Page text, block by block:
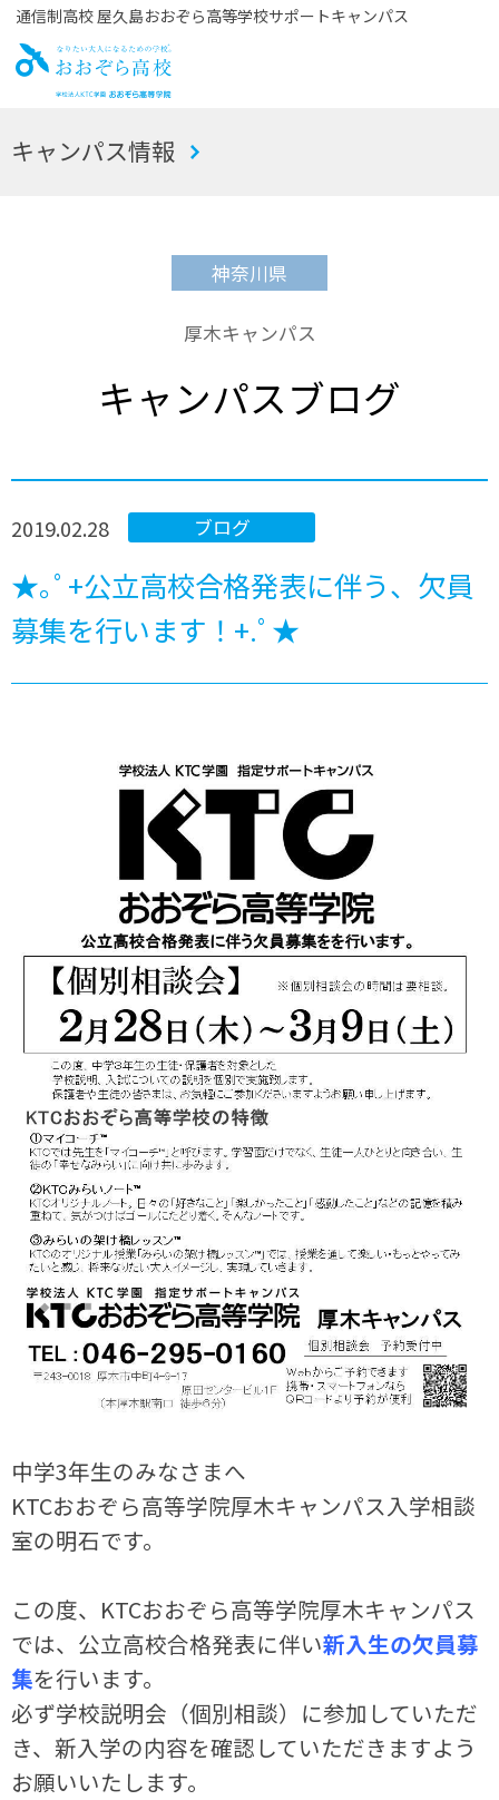
通信制高校 屋久島おおぞら高等学校サポートキャンパス
お
キャンパス情報
神奈川県
厚木キャンパス
キャンパスブログ
ブログ
2019.02.28
★｡ﾟ+公立高校合格発表に伴う、欠員
募集を行います！+.ﾟ★
中学3年生のみなさまへ
KTCおおぞら高等学院厚木キャンパス入学相談
室の明石です。
この度、KTCおおぞら高等学院厚木キャンパス
では、公立高校合格発表に伴い新入生の欠員募
集を行います。
必ず学校説明会（個別相談）に参加していただ
き、新入学の内容を確認していただきますよう
お願いいたします。